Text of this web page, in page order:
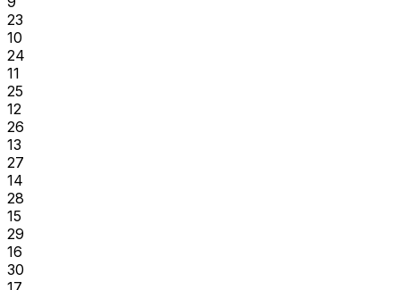
23
10
24
11
25
12
26
13
27
14
28
15
29
16
30